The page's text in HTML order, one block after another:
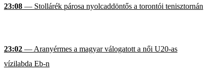
23:08 — Stollárék párosa nyolcaddöntős a torontói tenisztornán
23:02 — Aranyérmes a magyar válogatott a női U20-as
vízilabda Eb-n